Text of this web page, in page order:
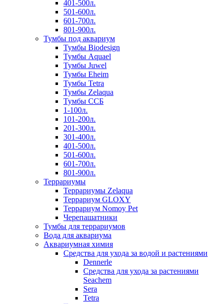
401-500л.
501-600л.
601-700л.
801-900л.
Тумбы под аквариум
Тумбы Biodesign
Тумбы Aquael
Тумбы Juwel
Тумбы Eheim
Тумбы Tetra
Тумбы Zelaqua
Тумбы ССБ
1-100л.
101-200л.
201-300л.
301-400л.
401-500л.
501-600л.
601-700л.
801-900л.
Террариумы
Террариумы Zelaqua
Террариум GLOXY
Террариум Nomoy Pet
Черепашатники
Тумбы для террариумов
Вода для аквариума
Аквариумная химия
Средства для ухода за водой и растениями
Dennerle
Средства для ухода за растениями
Seachem
Sera
Tetra